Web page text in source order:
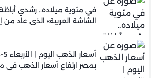
في مئوية ميلاده.. رشدي
الشاشة العربية» الذي عاد من
بمصر ارتفاع أسعار الذهب